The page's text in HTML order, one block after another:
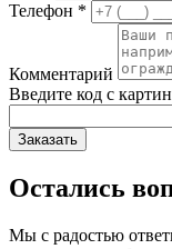
Телефон *
Комментарий
Введите код с
Заказать
Остались
Мы с радостью